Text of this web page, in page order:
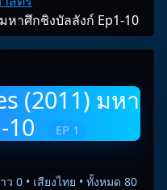
หาศึกชิงบัลลังก์ Ep1-10
(2011) มหา
10
EP 1
0 • เสียงไทย • ทั้งหมด 80